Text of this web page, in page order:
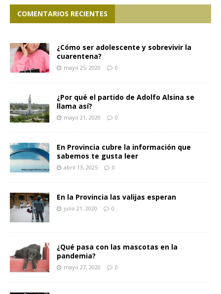
COMENTARIOS RECIENTES
¿Cómo ser adolescente y sobrevivir la
cuarentena?
mayo 25, 2020 0
¿Por qué el partido de Adolfo Alsina se
llama así?
mayo 21, 2020 0
En Provincia cubre la información que
sabemos te gusta leer
abril 13, 2025 0
En la Provincia las valijas esperan
julio 21, 2020 0
¿Qué pasa con las mascotas en la
pandemia?
mayo 27, 2020 0